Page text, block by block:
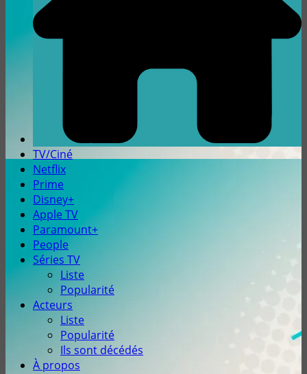
TV/Ciné
Netflix
Prime
Disney+
Apple TV
Paramount+
People
Séries TV
Liste
Popularité
Acteurs
Liste
Popularité
Ils sont décédés
À propos